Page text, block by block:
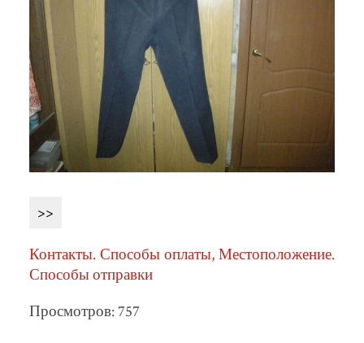
>>
Контакты. Способы оплаты, Местоположение.
Способы отправки
Просмотров: 757